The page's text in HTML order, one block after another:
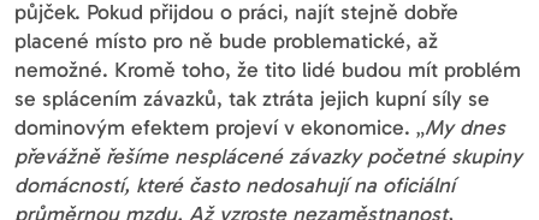
půjček. Pokud přijdou o práci, najít stejně dobře
placené místo pro ně bude problematické, až
nemožné. Kromě toho, že tito lidé budou mít problém
se splácením závazků, tak ztráta jejich kupní síly se
dominovým efektem projeví v ekonomice. „My dnes
převážně řešíme nesplácené závazky početné skupiny
domácností, které často nedosahují na oficiální
průměrnou mzdu. Až vzroste nezaměstnanost,